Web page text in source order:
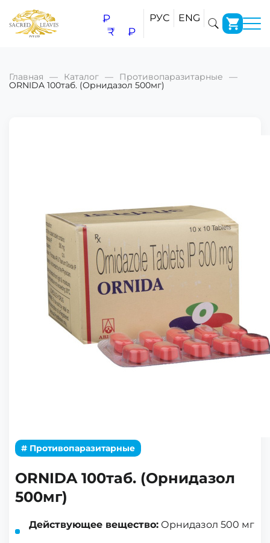
₽
₹
₽
РУС ENG
Главная Каталог Противопаразитарные
ORNIDA 100таб. (Орнидазол 500мг)
# Противопаразитарные
ORNIDA 100таб. (Орнидазол
500мг)
Действующее вещество: Орнидазол 500 мг